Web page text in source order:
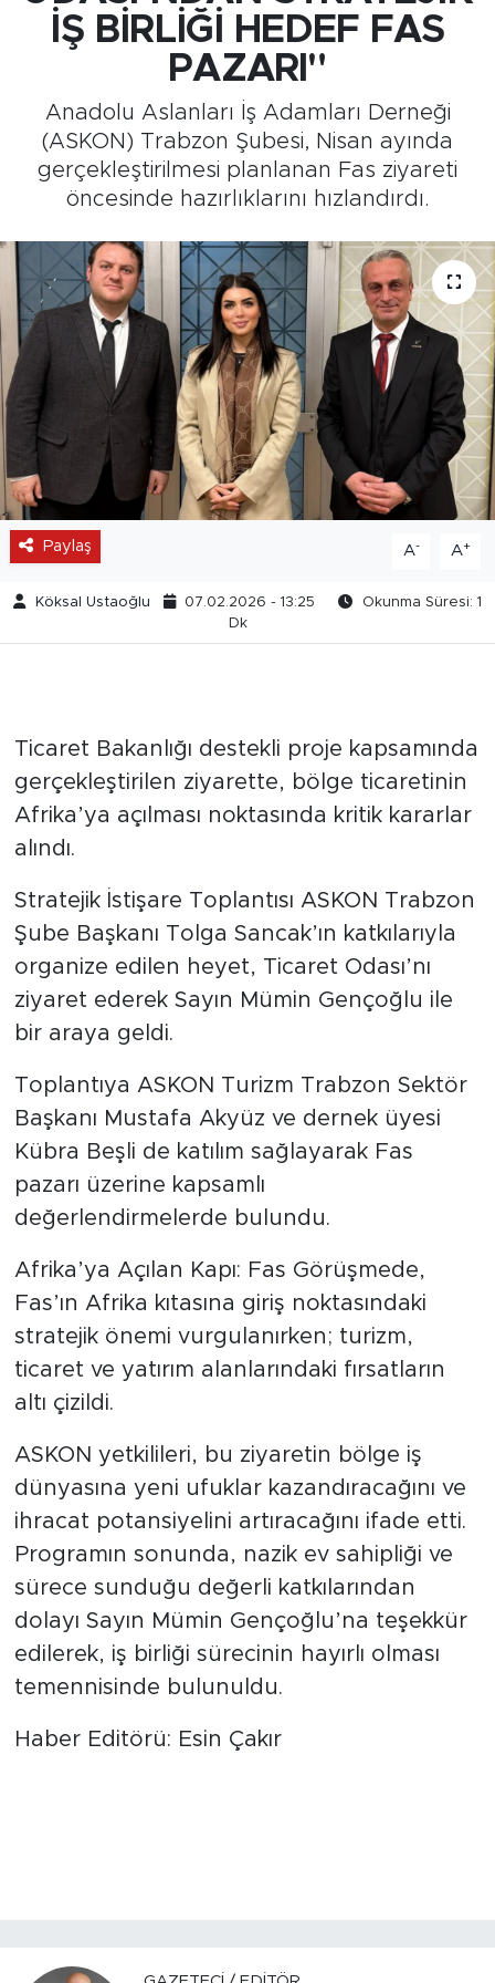
İŞ BİRLİĞİ HEDEF FAS
PAZARI"
Anadolu Aslanları İş Adamları Derneği
(ASKON) Trabzon Şubesi, Nisan ayında
gerçekleştirilmesi planlanan Fas ziyareti
öncesinde hazırlıklarını hızlandırdı.
Paylaş A- A+
Köksal Ustaoğlu 07.02.2026 - 13:25
Okunma Süresi: 1
Dk
Ticaret Bakanlığı destekli proje kapsamında
gerçekleştirilen ziyarette, bölge ticaretinin
Afrika’ya açılması noktasında kritik kararlar
alındı.
Stratejik İstişare Toplantısı ASKON Trabzon
Şube Başkanı Tolga Sancak’ın katkılarıyla
organize edilen heyet, Ticaret Odası’nı
ziyaret ederek Sayın Mümin Gençoğlu ile
bir araya geldi.
Toplantıya ASKON Turizm Trabzon Sektör
Başkanı Mustafa Akyüz ve dernek üyesi
Kübra Beşli de katılım sağlayarak Fas
pazarı üzerine kapsamlı
değerlendirmelerde bulundu.
Afrika’ya Açılan Kapı: Fas Görüşmede,
Fas’ın Afrika kıtasına giriş noktasındaki
stratejik önemi vurgulanırken; turizm,
ticaret ve yatırım alanlarındaki fırsatların
altı çizildi.
ASKON yetkilileri, bu ziyaretin bölge iş
dünyasına yeni ufuklar kazandıracağını ve
ihracat potansiyelini artıracağını ifade etti.
Programın sonunda, nazik ev sahipliği ve
sürece sunduğu değerli katkılarından
dolayı Sayın Mümin Gençoğlu’na teşekkür
edilerek, iş birliği sürecinin hayırlı olması
temennisinde bulunuldu.
Haber Editörü: Esin Çakır
Medya
Siyaset
Teknoloji
GURBETTEN SILAYA
Foto Galeri
Köşe Yazarları
Manşet
Ulusal Son Dakika Haberleri